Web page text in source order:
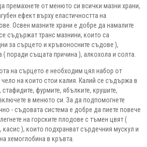
премахнете от менюто си всички мазни храни,
ефект върху еластичността на
Освен мазните храни е добре да намалите
съдържат транс мазнини, които са
за сърцето и кръвоносните съдове ),
( поради същата причина ), алкохола и солта.
на сърцето е необходим цял набор от
на които стои калия. Калий се съдържа в
стафидите, фурмите, ябълките, крушите,
в менюто си. За да подпомогнете
- съдовата система е добре да пиете повече
на горските плодове с тъмен цвят (
), които подхранват сърдечния мускул и
хемоглобина в кръвта.